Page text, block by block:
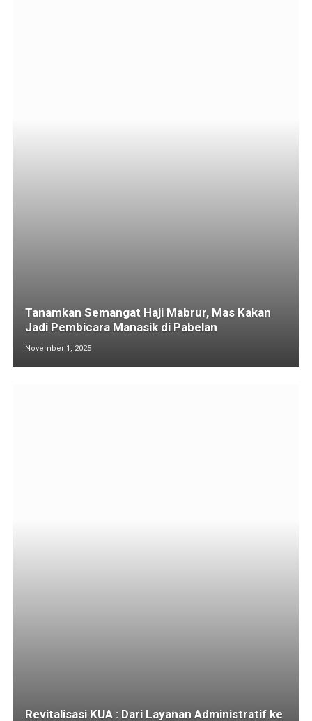
Tanamkan Semangat Haji Mabrur, Mas Kakan
Jadi Pembicara Manasik di Pabelan
November 1, 2025
Revitalisasi KUA : Dari Layanan Administratif ke